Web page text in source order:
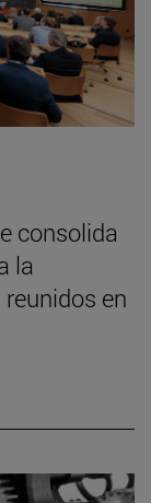
consolida
la
en